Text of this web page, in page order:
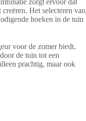
zorgt ervoor dat
Het selecteren van
hoeken in de tuin
voor de zomer biedt.
de tuin tot een
prachtig, maar ook